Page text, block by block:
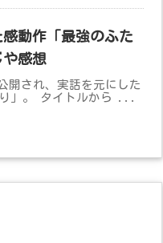
動作「最強のふた
や感想
開され、実話を元にした
」。 タイトルから ...